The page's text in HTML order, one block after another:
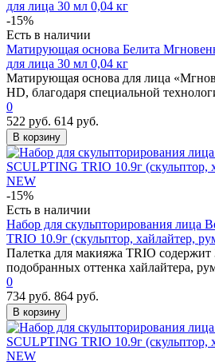
-15%
Есть в наличии
Матирующая основа Белита
для лица 30 мл 0,04 кг
Матирующая основа для лица
HD, благодаря специальной
0
522 руб. 614 руб.
В корзину
-15%
Есть в наличии
Набор для скульпторирования лица
TRIО 10.9г (скульптор, хайлайтер,
Палетка для макияжа TRIO содержит
подобранных оттенка хайлайтера,
0
734 руб. 864 руб.
В корзину